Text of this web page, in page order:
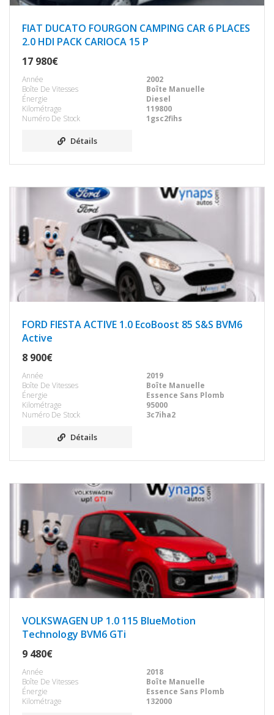
FIAT DUCATO FOURGON CAMPING CAR 6 PLACES
2.0 HDI PACK CARIOCA 15 P
17 980€
Année
2002
Boîte De Vitesses
Boîte Manuelle
Énergie
Diesel
Kilométrage
119800
Numéro De Stock
1gsc2fihs
Détails
FORD FIESTA ACTIVE 1.0 EcoBoost 85 S&S BVM6
Active
8 900€
Année
2019
Boîte De Vitesses
Boîte Manuelle
Énergie
Essence Sans Plomb
Kilométrage
95000
Numéro De Stock
3c7iha2
Détails
VOLKSWAGEN UP 1.0 115 BlueMotion
Technology BVM6 GTi
9 480€
Année
2018
Boîte De Vitesses
Boîte Manuelle
Énergie
Essence Sans Plomb
Kilométrage
132000